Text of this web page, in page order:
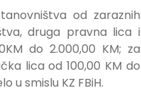
od zaraznih
druga pravna lica i
do 2.000,00 KM; za
lica od 100,00 KM do
u smislu KZ FBiH.